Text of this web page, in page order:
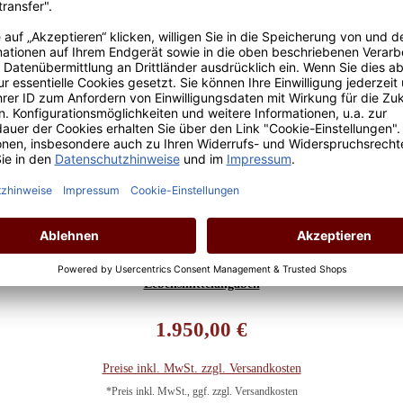
Le Mesnil Blanc de Blancs (Cuvée S) Brut
Inhalt: 0.75 Liter (2.600,00 € / 1 Liter)
Lebensmittelangaben
1.950,00 €
Preise inkl. MwSt. zzgl. Versandkosten
*Preis inkl. MwSt., ggf. zzgl. Versandkosten